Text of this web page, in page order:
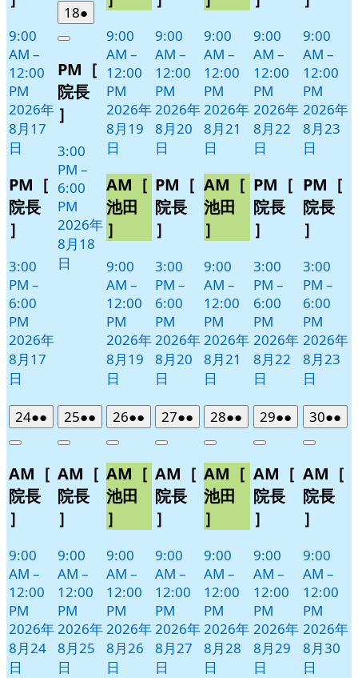
9:00
AM –
12:00
PM
2026年
8月17
日
PM［
院長
］
3:00
PM –
6:00
PM
2026年
8月17
日
182026
年
月
18
日
●
件
イ
ベ
Close
PM［
院長
］
3:00
PM –
6:00
PM
2026年
8月18
日
ト)
9:00
AM –
12:00
PM
2026年
8月19
日
AM［
池田
］
9:00
AM –
12:00
PM
2026年
8月19
日
ト)
9:00
AM –
12:00
PM
2026年
8月20
日
PM［
院長
］
3:00
PM –
6:00
PM
2026年
8月20
日
ト)
9:00
AM –
12:00
PM
2026年
8月21
日
AM［
池田
］
9:00
AM –
12:00
PM
2026年
8月21
日
ト)
9:00
AM –
12:00
PM
2026年
8月22
日
PM［
院長
］
3:00
PM –
6:00
PM
2026年
8月22
日
9:00
AM –
12:00
PM
2026年
8月23
日
PM［
院長
］
3:00
PM –
6:00
PM
2026年
8月23
日
242026
年
月
24
日
●●
件
イ
ベ
ト)
Close
AM［
院長
］
9:00
AM –
12:00
PM
2026年
8月24
日
252026
年
月
25
日
●●
件
イ
ベ
ト)
Close
AM［
院長
］
9:00
AM –
12:00
PM
2026年
8月25
日
262026
年
月
26
日
●●
件
イ
ベ
ト)
Close
AM［
池田
］
9:00
AM –
12:00
PM
2026年
8月26
日
272026
年
月
27
日
●●
件
イ
ベ
ト)
Close
AM［
院長
］
9:00
AM –
12:00
PM
2026年
8月27
日
282026
年
月
28
日
●●
件
イ
ベ
ト)
Close
AM［
池田
］
9:00
AM –
12:00
PM
2026年
8月28
日
292026
年
月
29
日
●●
件
イ
ベ
ト)
Close
AM［
院長
］
9:00
AM –
12:00
PM
2026年
8月29
日
302026
年
月
30
日
●●
件
イ
Close
AM［
院長
］
9:00
AM –
12:00
PM
2026年
8月30
日